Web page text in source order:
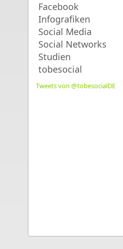
Facebook
Infografiken
Social Media
Social Networks
Studien
tobesocial
Tweets von @tobesocialDE